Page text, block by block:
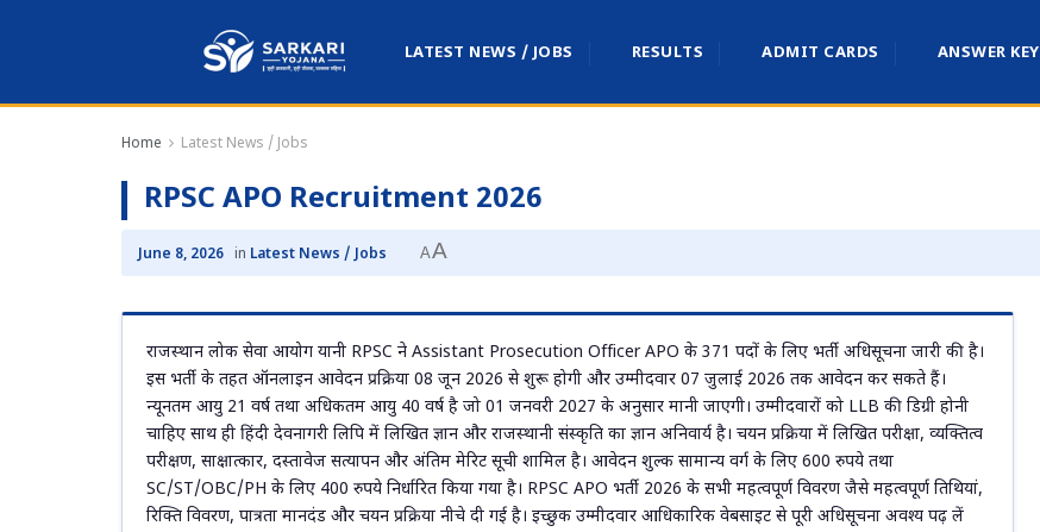
LATEST NEWS / JOBS RESULTS ADMIT CARDS ANSWER KEY
Home Latest News / Jobs
RPSC APO Recruitment 2026
June 8, 2026 in Latest News / Jobs AA
राजस्थान लोक सेवा आयोग यानी RPSC ने Assistant Prosecution Officer APO के 371 पदों के लिए भर्ती अधिसूचना जारी की है।
इस भर्ती के तहत ऑनलाइन आवेदन प्रक्रिया 08 जून 2026 से शुरू होगी और उम्मीदवार 07 जुलाई 2026 तक आवेदन कर सकते हैं।
न्यूनतम आयु 21 वर्ष तथा अधिकतम आयु 40 वर्ष है जो 01 जनवरी 2027 के अनुसार मानी जाएगी। उम्मीदवारों को LLB की डिग्री होनी
चाहिए साथ ही हिंदी देवनागरी लिपि में लिखित ज्ञान और राजस्थानी संस्कृति का ज्ञान अनिवार्य है। चयन प्रक्रिया में लिखित परीक्षा, व्यक्तित्व
परीक्षण, साक्षात्कार, दस्तावेज सत्यापन और अंतिम मेरिट सूची शामिल है। आवेदन शुल्क सामान्य वर्ग के लिए 600 रुपये तथा
SC/ST/OBC/PH के लिए 400 रुपये निर्धारित किया गया है। RPSC APO भर्ती 2026 के सभी महत्वपूर्ण विवरण जैसे महत्वपूर्ण तिथियां,
रिक्ति विवरण, पात्रता मानदंड और चयन प्रक्रिया नीचे दी गई है। इच्छुक उम्मीदवार आधिकारिक वेबसाइट से पूरी अधिसूचना अवश्य पढ़ लें